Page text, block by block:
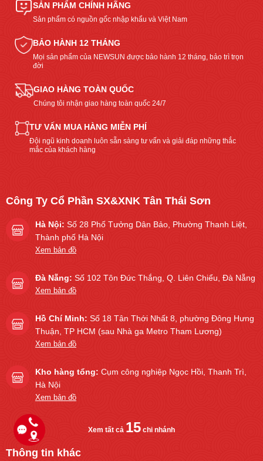
SẢN PHẨM CHÍNH HÃNG
Sản phẩm có nguồn gốc nhập khẩu và Việt Nam
BẢO HÀNH 12 THÁNG
Mọi sản phẩm của NEWSUN được bảo hành 12 tháng, bảo trì trọn
đời
GIAO HÀNG TOÀN QUỐC
Chúng tôi nhận giao hàng toàn quốc 24/7
TƯ VẤN MUA HÀNG MIỄN PHÍ
Đội ngũ kinh doanh luôn sẵn sàng tư vấn và giải đáp những thắc
mắc của khách hàng
Công Ty Cổ Phần SX&XNK Tân Thái Sơn
Hà Nội: Số 28 Phố Tưởng Dân Bảo, Phường Thanh Liệt,
Thành phố Hà Nội
Xem bản đồ
Đà Nẵng: Số 102 Tôn Đức Thắng, Q. Liên Chiểu, Đà Nẵng
Xem bản đồ
Hồ Chí Minh: Số 18 Tân Thới Nhất 8, phường Đông Hưng
Thuận, TP HCM (sau Nhà ga Metro Tham Lương)
Xem bản đồ
Kho hàng tổng: Cụm công nghiệp Ngọc Hồi, Thanh Trì,
Hà Nội
Xem bản đồ
Xem tất cả 15 chi nhánh
Thông tin khác